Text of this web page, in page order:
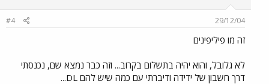
29/12/04
#4
זה מו פיליפינים
לא גלובל, והוא יהיה בתשלום בקרוב... וזה כבר נמצא שם, נכנסתי
דרך חשבון של ידידה ודיברתי עם כמה שיש להם DL...